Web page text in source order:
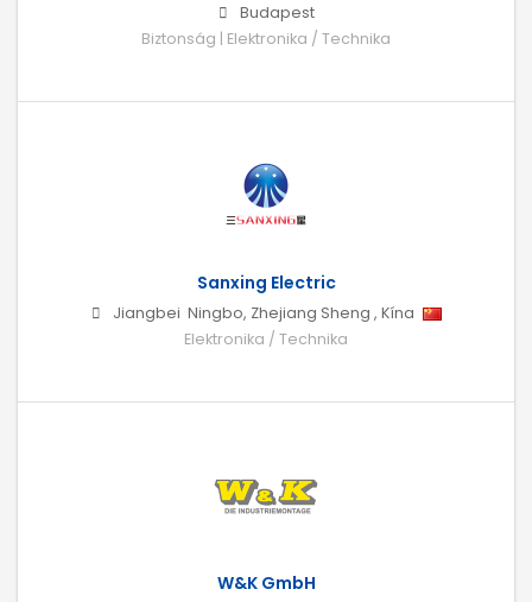
Budapest
Biztonság | Elektronika / Technika
Sanxing Electric
Jiangbei Ningbo, Zhejiang Sheng , Kína
Elektronika / Technika
W&K GmbH